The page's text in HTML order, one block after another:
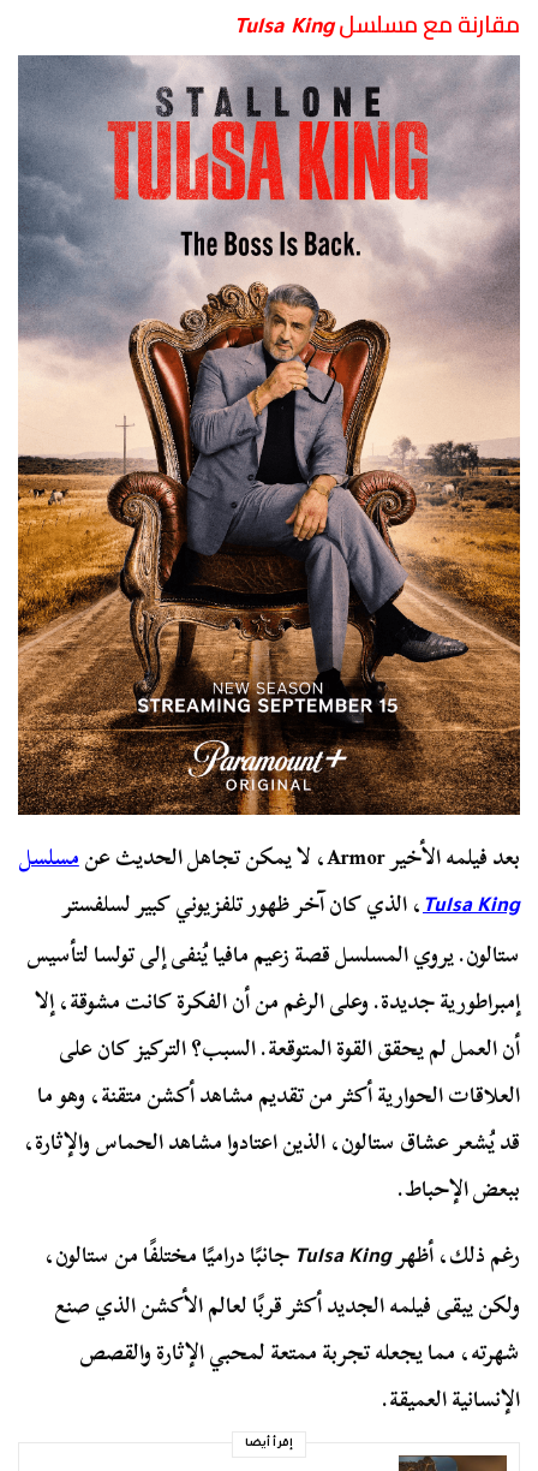
مقارنة مع مسلسلTulsa King
بعد فيلمه الأخير Armor، لا يمكن تجاهل الحديث عن مسلسل
Tulsa King، الذي كان آخر ظهور تلفزيوني كبير لسلفستر
ستالون. يروي المسلسل قصة زعيم مافيا يُنفى إلى تولسا لتأسيس
إمبراطورية جديدة. وعلى الرغم من أن الفكرة كانت مشوقة، إلا
أن العمل لم يحقق القوة المتوقعة. السبب؟ التركيز كان على
العلاقات الحوارية أكثر من تقديم مشاهد أكشن متقنة، وهو ما
قد يُشعر عشاق ستالون، الذين اعتادوا مشاهد الحماس والإثارة،
ببعض الإحباط.
رغم ذلك، أظهرTulsa King جانبًا دراميًا مختلفًا من ستالون،
ولكن يبقى فيلمه الجديد أكثر قربًا لعالم الأكشن الذي صنع
شهرته، مما يجعله تجربة ممتعة لمحبي الإثارة والقصص
الإنسانية العميقة.
إقرأ أيضا